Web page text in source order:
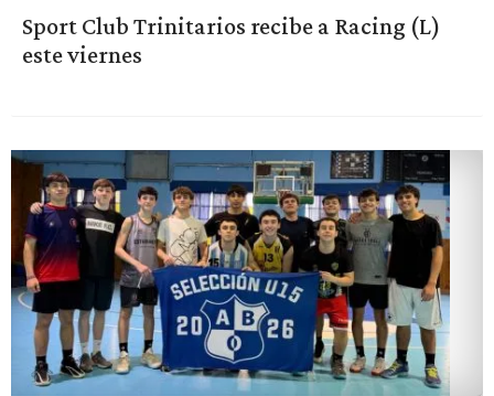
Sport Club Trinitarios recibe a Racing (L)
este viernes